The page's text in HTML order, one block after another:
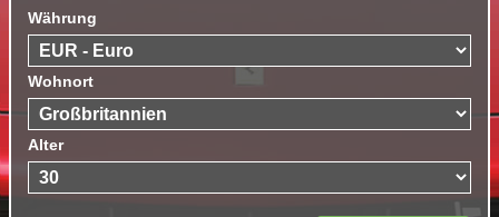
Währung
Wohnort
Alter